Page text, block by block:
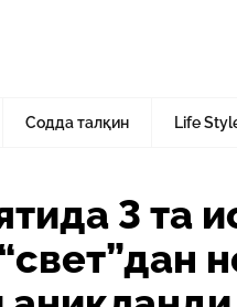
Содда талқин Life
3 та истеъмолчи 700 млн.
3 та